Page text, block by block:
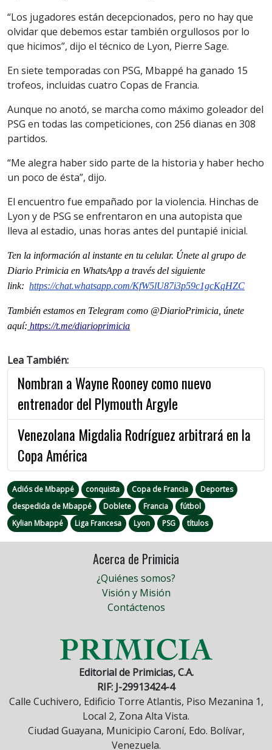
“Los jugadores están decepcionados, pero no hay que
olvidar que debemos estar también orgullosos por lo
que hicimos”, dijo el técnico de Lyon, Pierre Sage.
En siete temporadas con PSG, Mbappé ha ganado 15
trofeos, incluidas cuatro Copas de Francia.
Aunque no anotó, se marcha como máximo goleador del
PSG en todas las competiciones, con 256 dianas en 308
partidos.
“Me alegra haber sido parte de la historia y haber hecho
un poco de ésta”, dijo.
El encuentro fue empañado por la violencia. Hinchas de
Lyon y de PSG se enfrentaron en una autopista que
lleva al estadio, unas horas antes del puntapié inicial.
Ten la información al instante en tu celular. Únete al grupo de
Diario Primicia en WhatsApp a través del siguiente
link: https://chat.whatsapp.com/KfW5lU87i3p59c1gcKqHZC
También estamos en Telegram como @DiarioPrimicia, únete
aquí: https://t.me/diarioprimicia
Lea También:
Nombran a Wayne Rooney como nuevo
entrenador del Plymouth Argyle
Venezolana Migdalia Rodríguez arbitrará en la
Copa América
Adiós de Mbappé conquista Copa de Francia
Deportes
despedida de Mbappé
Doblete Francia
fútbol
Kylian Mbappé
Liga Francesa Lyon PSG títulos
Acerca de Primicia
¿Quiénes somos?
Visión y Misión
Contáctenos
Editorial de Primicias, C.A.
RIF: J-29913424-4
Calle Cuchivero, Edificio Torre Atlantis, Piso Mezanina 1,
Local 2, Zona Alta Vista.
Ciudad Guayana, Municipio Caroní, Edo. Bolívar,
Venezuela.